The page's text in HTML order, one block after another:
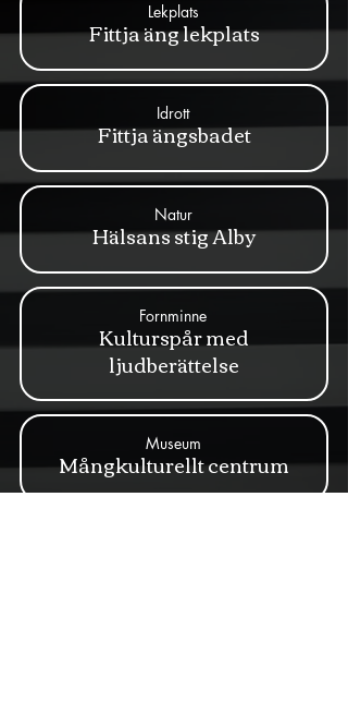
Fittja äng lekplats
Lekplats
Fittja ängsbadet
Idrott
Hälsans stig Alby
Natur
Kulturspår med
ljudberättelse
Fornminne
Mångkulturellt centrum
Museum